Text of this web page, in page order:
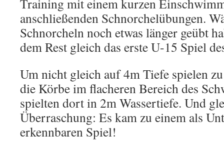
Training mit einem kurzen
anschließenden Schnorchel­übungen.
Schnorcheln noch etwas länger geübt
dem Rest gleich das erste U-15 Spiel
Um nicht gleich auf 4m Tiefe spielen
die Körbe im flacheren Bereich des
spielten dort in 2m Wassertiefe. Und
Überraschung: Es kam zu einem als
erkennbaren Spiel!